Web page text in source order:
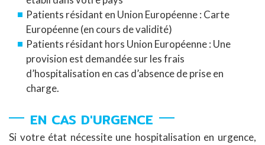
Patients résidant en Union Européenne : Carte
Européenne (en cours de validité)
Patients résidant hors Union Européenne : Une
provision est demandée sur les frais
d’hospitalisation en cas d’absence de prise en
charge.
EN CAS D'URGENCE
Si votre état nécessite une hospitalisation en urgence,